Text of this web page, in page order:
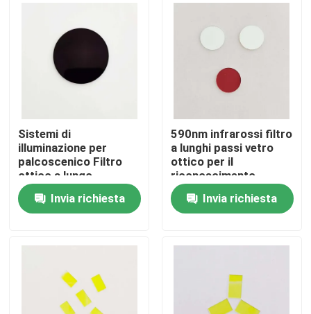
Chi siamo
Fatory Tour
Controllo di qualità
Contattaci
Filtro a banda fluorescente
Sistemi di
illuminazione per
palcoscenico Filtro
ottico a lungo
passaggio 750nm 1,1
mm di spessore
Invia richiesta
590nm infrarossi filtro
a lunghi passi vetro
ottico per il
riconoscimento
dell'iride
Invia richiesta